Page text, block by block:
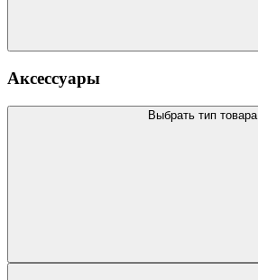
Аксессуары
Выбрать тип товара